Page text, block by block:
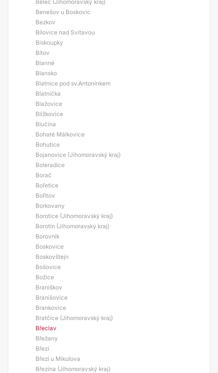
Běleč (Jihomoravský kraj)
Benešov u Boskovic
Bezkov
Bílovice nad Svitavou
Biskoupky
Bítov
Blanné
Blansko
Blatnice pod sv.Antonínkem
Blatnička
Blažovice
Blížkovice
Blučina
Bohaté Málkovice
Bohutice
Bojanovice (Jihomoravský kraj)
Boleradice
Borač
Bořetice
Bořitov
Borkovany
Borotice (Jihomoravský kraj)
Borotín (Jihomoravský kraj)
Borovník
Boskovice
Boskovštejn
Bošovice
Božice
Braniškov
Branišovice
Brankovice
Bratčice (Jihomoravský kraj)
Břeclav
Břežany
Březí
Březí u Mikulova
Březina (Jihomoravský kraj)